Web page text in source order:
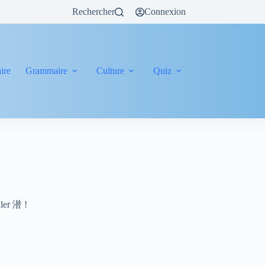
Rechercher Connexion
Grammaire Culture Quiz
潜 !